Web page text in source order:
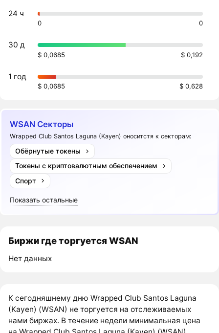
24 ч
0 0
30 д
$ 0,0685 $ 0,192
1 год
$ 0,0685 $ 0,628
WSAN Секторы
Wrapped Club Santos Laguna (Kayen) оноситстя к секторам:
Обёрнутые токены
Токены с криптовалютным обеспечением
Спорт
Показать остальные
Биржи где торгуется WSAN
Нет данных
К сегодняшнему дню Wrapped Club Santos Laguna
(Kayen) (WSAN) не торгуется на отслеживаемых
нами биржах. В течение недели минимальная цена